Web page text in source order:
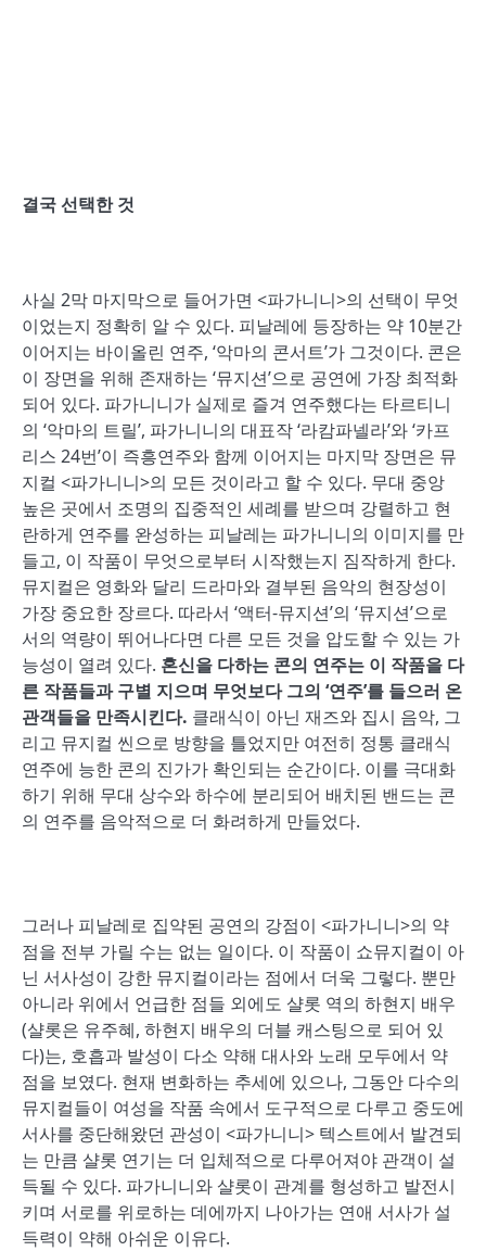
결국 선택한 것
사실 2막 마지막으로 들어가면 <파가니니>의 선택이 무엇
이었는지 정확히 알 수 있다. 피날레에 등장하는 약 10분간
이어지는 바이올린 연주, ‘악마의 콘서트’가 그것이다. 콘은
이 장면을 위해 존재하는 ‘뮤지션’으로 공연에 가장 최적화
되어 있다. 파가니니가 실제로 즐겨 연주했다는 타르티니
의 ‘악마의 트릴’, 파가니니의 대표작 ‘라캄파넬라’와 ‘카프
리스 24번’이 즉흥연주와 함께 이어지는 마지막 장면은 뮤
지컬 <파가니니>의 모든 것이라고 할 수 있다. 무대 중앙
높은 곳에서 조명의 집중적인 세례를 받으며 강렬하고 현
란하게 연주를 완성하는 피날레는 파가니니의 이미지를 만
들고, 이 작품이 무엇으로부터 시작했는지 짐작하게 한다.
뮤지컬은 영화와 달리 드라마와 결부된 음악의 현장성이
가장 중요한 장르다. 따라서 ‘액터-뮤지션’의 ‘뮤지션’으로
서의 역량이 뛰어나다면 다른 모든 것을 압도할 수 있는 가
능성이 열려 있다. 혼신을 다하는 콘의 연주는 이 작품을 다
른 작품들과 구별 지으며 무엇보다 그의 ‘연주’를 들으러 온
관객들을 만족시킨다. 클래식이 아닌 재즈와 집시 음악, 그
리고 뮤지컬 씬으로 방향을 틀었지만 여전히 정통 클래식
연주에 능한 콘의 진가가 확인되는 순간이다. 이를 극대화
하기 위해 무대 상수와 하수에 분리되어 배치된 밴드는 콘
의 연주를 음악적으로 더 화려하게 만들었다.
그러나 피날레로 집약된 공연의 강점이 <파가니니>의 약
점을 전부 가릴 수는 없는 일이다. 이 작품이 쇼뮤지컬이 아
닌 서사성이 강한 뮤지컬이라는 점에서 더욱 그렇다. 뿐만
아니라 위에서 언급한 점들 외에도 샬롯 역의 하현지 배우
(샬롯은 유주혜, 하현지 배우의 더블 캐스팅으로 되어 있
다)는, 호흡과 발성이 다소 약해 대사와 노래 모두에서 약
점을 보였다. 현재 변화하는 추세에 있으나, 그동안 다수의
뮤지컬들이 여성을 작품 속에서 도구적으로 다루고 중도에
서사를 중단해왔던 관성이 <파가니니> 텍스트에서 발견되
는 만큼 샬롯 연기는 더 입체적으로 다루어져야 관객이 설
득될 수 있다. 파가니니와 샬롯이 관계를 형성하고 발전시
키며 서로를 위로하는 데에까지 나아가는 연애 서사가 설
득력이 약해 아쉬운 이유다.